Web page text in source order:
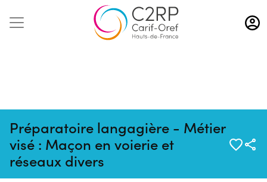
Aller
au
contenu
Préparatoire langagière - Métier
visé : Maçon en voierie et
réseaux divers
Pas de session programmée en
ce moment